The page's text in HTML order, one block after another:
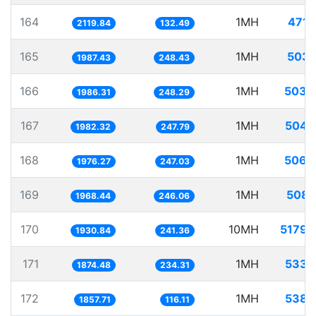
164 2119.84 132.49 1MH
165 1987.43 248.43 1MH
166 1986.31 248.29 1MH
167 1982.32 247.79 1MH
168 1976.27 247.03 1MH
169 1968.44 246.06 1MH
170 1930.84 241.36 10MH
171 1874.48 234.31 1MH
172 1857.71 116.11 1MH